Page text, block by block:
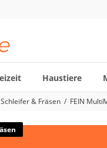
Haustiere
& Fräsen FEIN